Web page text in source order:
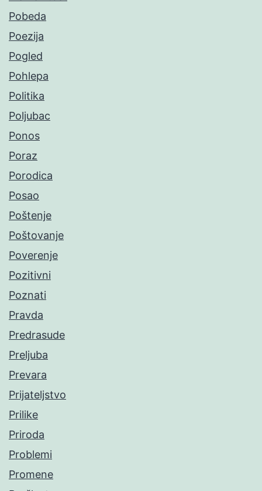
Pobeda
Poezija
Pogled
Pohlepa
Politika
Poljubac
Ponos
Poraz
Porodica
Posao
Poštenje
Poštovanje
Poverenje
Pozitivni
Poznati
Pravda
Predrasude
Preljuba
Prevara
Prijateljstvo
Prilike
Priroda
Problemi
Promene